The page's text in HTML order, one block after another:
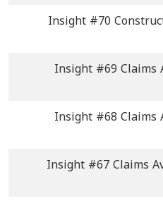
Insight #70
Insight #69 Claims
Insight #68 Claims
Insight #67 Claims